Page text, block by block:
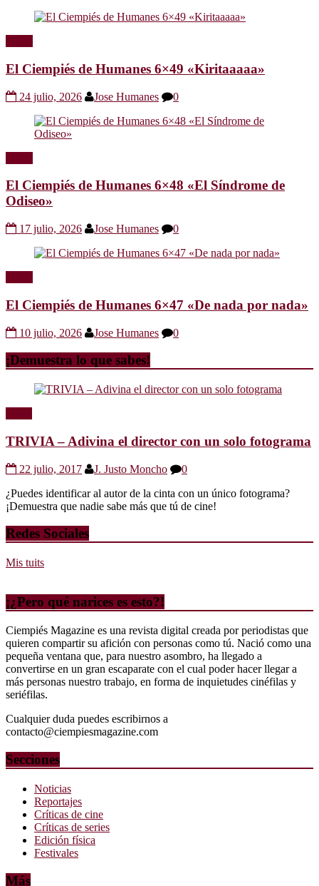
El Ciempiés de Humanes 6×49 «Kiritaaaaa»
24 julio, 2026 Jose Humanes 0
El Ciempiés de Humanes 6×48 «El Síndrome de
Odiseo»
17 julio, 2026 Jose Humanes 0
El Ciempiés de Humanes 6×47 «De nada por nada»
10 julio, 2026 Jose Humanes 0
¡Demuestra lo que sabes!
TRIVIA – Adivina el director con un solo fotograma
22 julio, 2017 J. Justo Moncho
0
¿Puedes identificar al autor de la cinta con un único fotograma?
¡Demuestra que nadie sabe más que tú de cine!
Redes Sociales
Mis tuits
¡¿Pero qué narices es esto?!
Ciempiés Magazine es una revista digital creada por periodistas que
quieren compartir su afición con personas como tú. Nació como una
pequeña ventana que, para nuestro asombro, ha llegado a
convertirse en un gran escaparate con el cual poder hacer llegar a
más personas nuestro trabajo, en forma de inquietudes cinéfilas y
seriéfilas.
Cualquier duda puedes escribirnos a
contacto@ciempiesmagazine.com
Secciones
Noticias
Reportajes
Críticas de cine
Críticas de series
Edición física
Festivales
Más